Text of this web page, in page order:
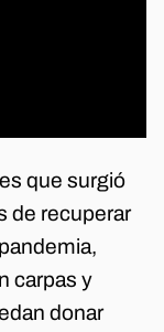
que surgió
de recuperar
carpas y
donar